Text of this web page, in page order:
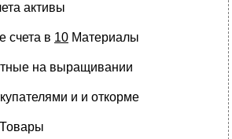
активы
счета в 10 Материалы
на выращивании
и и откорме
Товары